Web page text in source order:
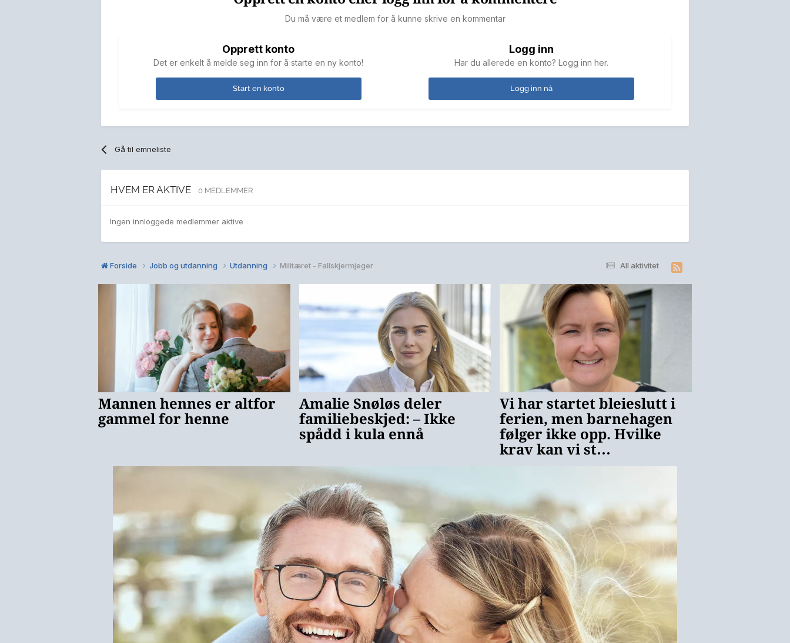
Du må være et medlem for å kunne skrive en kommentar
Opprett konto
Det er enkelt å melde seg inn for å starte en ny konto!
Start en konto
Logg inn
Har du allerede en konto? Logg inn her.
Logg inn nå
Gå til emneliste
HVEM ER AKTIVE 0 MEDLEMMER
Ingen innloggede medlemmer aktive
All aktivitet
Forside Jobb og utdanning Utdanning Militæret - Fallskjermjeger